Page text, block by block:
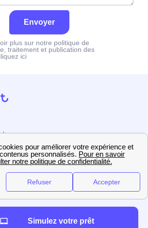
Envoyer
plus sur notre politique de
traitement et publication des
ici
Simulez votre prêt